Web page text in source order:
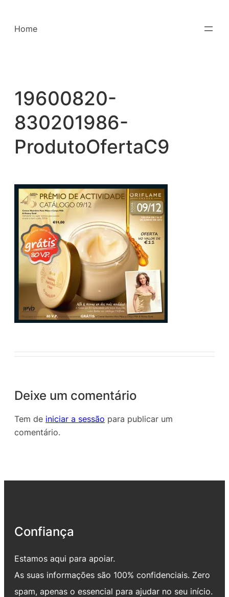
para
Home
19600820-
830201986-
ProdutoOfertaC9
Deixe um comentário
Tem de iniciar a sessão para publicar um
comentário.
Confiança
Estamos aqui para apoiar.
As suas informações são 100% confidenciais. Zero
spam, apenas o essencial para ajudar no seu início.